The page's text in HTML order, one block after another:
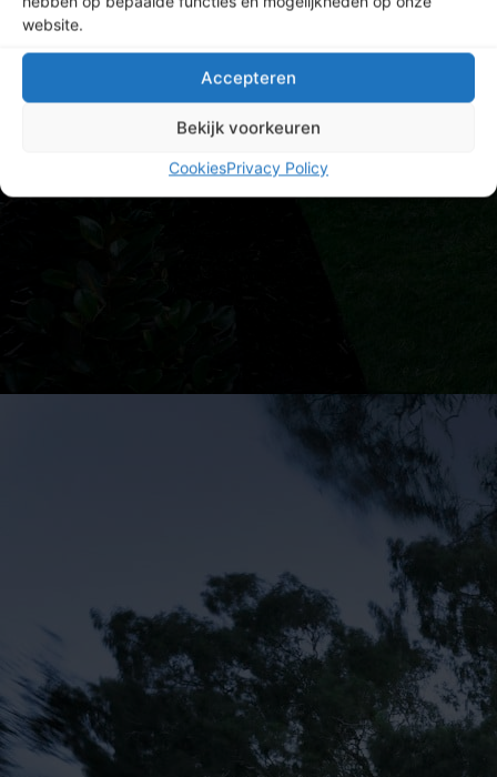
website.
Accepteren
Bekijk voorkeuren
CookiesPrivacy Policy